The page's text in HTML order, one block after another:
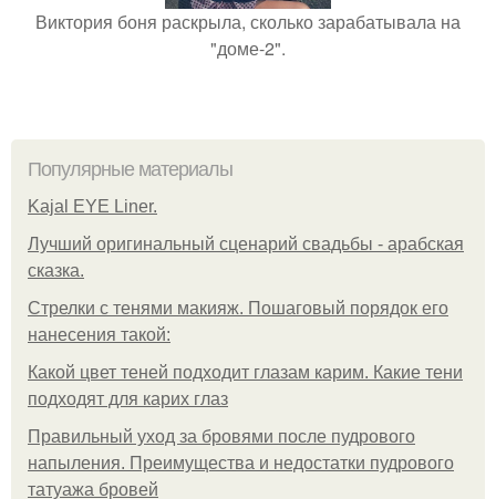
Виктория боня раскрыла, сколько зарабатывала на
"доме-2".
Популярные материалы
Kajal EYE Liner.
Лучший оригинальный сценарий свадьбы - арабская
сказка.
Стрелки с тенями макияж. Пошаговый порядок его
нанесения такой:
Какой цвет теней подходит глазам карим. Какие тени
подходят для карих глаз
Правильный уход за бровями после пудрового
напыления. Преимущества и недостатки пудрового
татуажа бровей